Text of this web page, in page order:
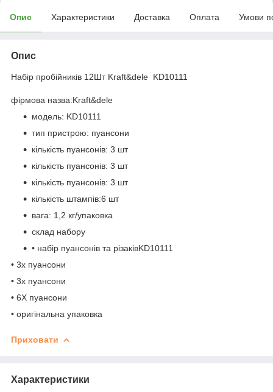
Опис Характеристики Доставка Оплата Умови
Опис
Набір пробійників 12Шт Kraft&dele KD10111
фірмова назва:Kraft&dele
модель: KD10111
тип пристрою: пуансони
кількість пуансонів: 3 шт
кількість пуансонів: 3 шт
кількість пуансонів: 3 шт
кількість штампів:6 шт
вага: 1,2 кг/упаковка
склад набору
• набір пуансонів та різаківKD10111
• 3x пуансони
• 3x пуансони
• 6X пуансони
• оригінальна упаковка
Приховати
Характеристики